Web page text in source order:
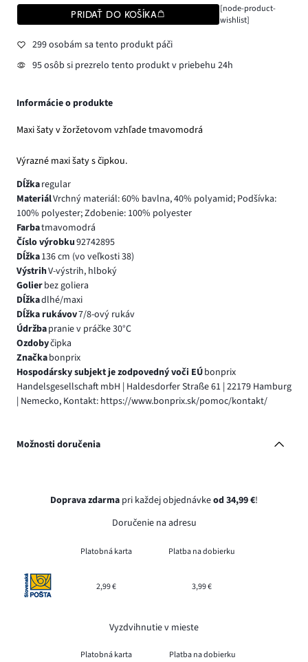
PRIDAŤ DO KOŠÍKA
[node-product-
wishlist]
299 osobám sa tento produkt páči
95 osôb si prezrelo tento produkt v priebehu 24h
Informácie o produkte
Maxi šaty v žoržetovom vzhľade tmavomodrá
Výrazné maxi šaty s čipkou.
Dĺžkaregular
MateriálVrchný materiál: 60% bavlna, 40% polyamid; Podšívka:
100% polyester; Zdobenie: 100% polyester
Farbatmavomodrá
Číslo výrobku92742895
Dĺžka136 cm (vo veľkosti 38)
VýstrihV-výstrih, hlboký
Golierbez goliera
Dĺžkadlhé/maxi
Dĺžka rukávov7/8-ový rukáv
Údržbapranie v práčke 30°C
Ozdobyčipka
Značkabonprix
Hospodársky subjekt je zodpovedný voči EÚbonprix
Handelsgesellschaft mbH | Haldesdorfer Straße 61 | 22179 Hamburg
| Nemecko, Kontakt: https://www.bonprix.sk/pomoc/kontakt/
Možnosti doručenia
Doprava zdarma pri každej objednávkeod 34,99 €!
Doručenie na adresu
Platobná karta Platba na dobierku
2,99 € 3,99 €
Vyzdvihnutie v mieste
Platobná karta Platba na dobierku